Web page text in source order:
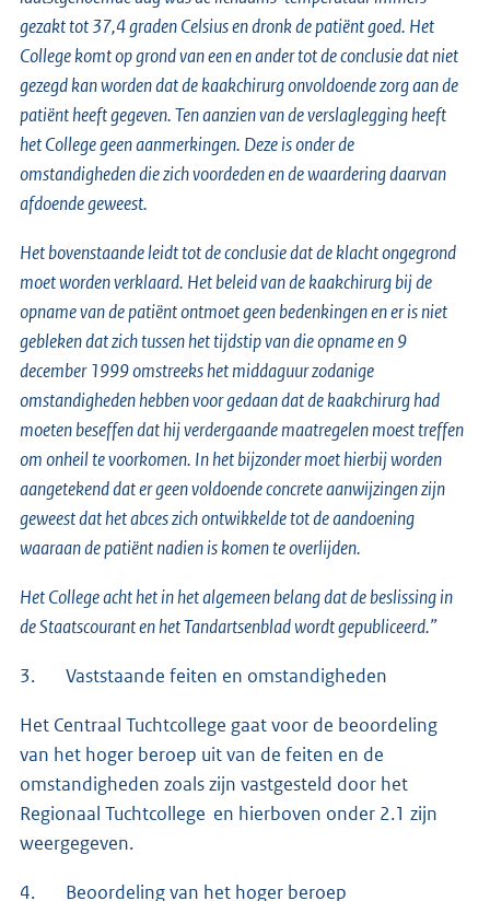
gezakt tot 37,4 graden Celsius en dronk de patiënt goed. Het
College komt op grond van een en ander tot de conclusie dat niet
gezegd kan worden dat de kaakchirurg onvoldoende zorg aan de
patiënt heeft gegeven. Ten aanzien van de verslaglegging heeft
het College geen aanmerkingen. Deze is onder de
omstandigheden die zich voordeden en de waardering daarvan
afdoende geweest.
Het bovenstaande leidt tot de conclusie dat de klacht ongegrond
moet worden verklaard. Het beleid van de kaakchirurg bij de
opname van de patiënt ontmoet geen bedenkingen en er is niet
gebleken dat zich tussen het tijdstip van die opname en 9
december 1999 omstreeks het middaguur zodanige
omstandigheden hebben voor gedaan dat de kaakchirurg had
moeten beseffen dat hij verdergaande maatregelen moest treffen
om onheil te voorkomen. In het bijzonder moet hierbij worden
aangetekend dat er geen voldoende concrete aanwijzingen zijn
geweest dat het abces zich ontwikkelde tot de aandoening
waaraan de patiënt nadien is komen te overlijden.
Het College acht het in het algemeen belang dat de beslissing in
de Staatscourant en het Tandartsenblad wordt gepubliceerd.”
3. Vaststaande feiten en omstandigheden
Het Centraal Tuchtcollege gaat voor de beoordeling
van het hoger beroep uit van de feiten en de
omstandigheden zoals zijn vastgesteld door het
Regionaal Tuchtcollege en hierboven onder 2.1 zijn
weergegeven.
4. Beoordeling van het hoger beroep